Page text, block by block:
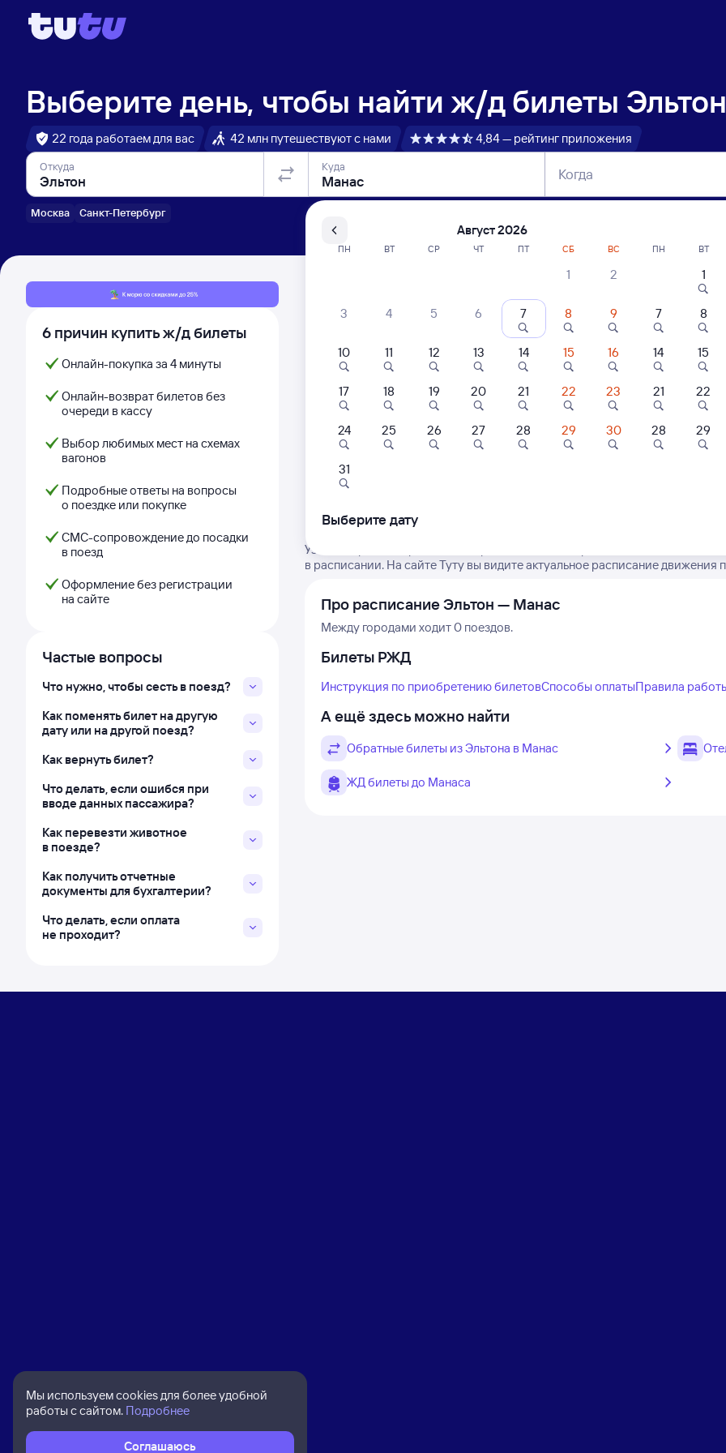
Выберите день, чтобы найти ж/д билеты
22 года работаем для вас 42 млн путешествуют с нами 4,84 — рейтинг приложения
Откуда
Москва Санкт-Петербург
Куда Когда
6 причин купить ж/д билеты
Онлайн-покупка за 4 минуты
Онлайн-возврат билетов без
очереди в кассу
Выбор любимых мест на схемах
вагонов
Подробные ответы на вопросы
о поездке или покупке
СМС-сопровождение до посадки
в поезд
Оформление без регистрации
на сайте
Частые вопросы
Что нужно, чтобы сесть в поезд?
Как поменять билет на другую
дату или на другой поезд?
Как вернуть билет?
Что делать, если ошибся при
вводе данных пассажира?
Как перевезти животное
в поезде?
Как получить отчетные
документы для бухгалтерии?
Что делать, если оплата
не проходит?
Расписание поездов Эльтон — Манас
Нет рейсов по
Узнайте время отправления и прибытия пассажирских поездов РЖД из
в расписании. На сайте Туту вы видите актуальное расписание движения
Про расписание Эльтон — Манас
Между городами ходит 0 поездов.
Билеты РЖД
Инструкция по приобретению билетовСпособы оплатыПравила
А ещё здесь можно найти
Обратные билеты из Эльтона в Манас
ЖД билеты до Манаса
Мы используем cookies для более удобной
работы с сайтом. Подробнее
Соглашаюсь
Август 2026
ПН ВТ СР ЧТ ПТ СБ ВС
1 2
3 4 5 6 7 8 9
10 11 12 13 14 15 16
17 18 19 20 21 22 23
24 25 26 27 28 29 30
31
ПН ВТ
1
7 8
14 15
21 22
28 29
Выберите дату